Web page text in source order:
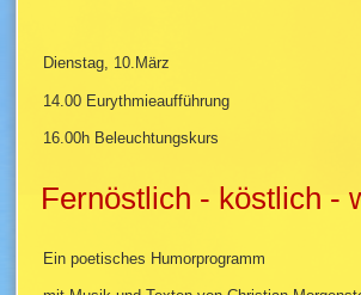
Dienstag, 10.März
14.00 Eurythmieaufführung
16.00h Beleuchtungskurs
Fernöstlich - köstlich -
Ein poetisches Humorprogramm